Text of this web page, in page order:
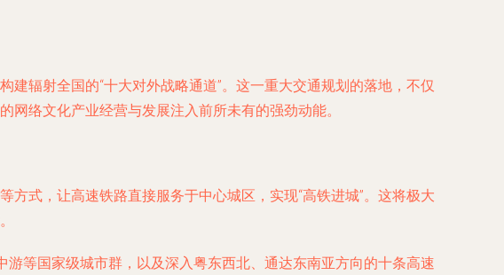
辐射全国的“十大对外战略通道”。这一重大交通规划的落地，不仅
络文化产业经营与发展注入前所未有的强劲动能。
式，让高速铁路直接服务于中心城区，实现“高铁进城”。这将极大
等国家级城市群，以及深入粤东西北、通达东南亚方向的十条高速